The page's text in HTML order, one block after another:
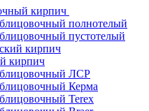
кирпич
полнотелый
пустотелый
кирпич
кирпич
ЛСР
Керма
Terex